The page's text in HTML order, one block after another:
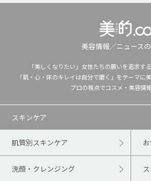
美容情報／ニュース
「美しくなりたい」女性たちの願いを追求す
「肌・心・体のキレイは自分で磨く」をテーマに
プロの視点でコスメ・美容情
スキンケア
肌質別スキンケア
洗顔・クレンジング